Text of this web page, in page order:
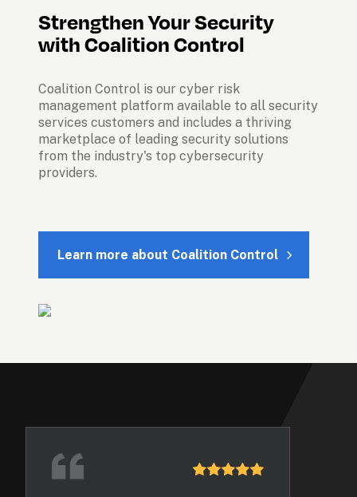
Strengthen Your Security
Coalition Control is our cyber risk
management platform available to all security
services customers and includes a thriving
marketplace of leading security solutions
from the industry's top cybersecurity
providers.
Learn more about Coalition Control